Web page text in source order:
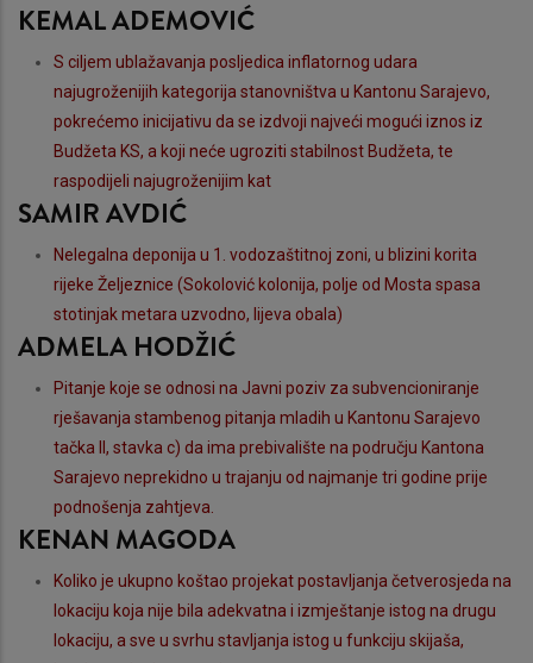
KEMAL ADEMOVIĆ
S ciljem ublažavanja posljedica inflatornog udara
najugroženijih kategorija stanovništva u Kantonu Sarajevo,
pokrećemo inicijativu da se izdvoji najveći mogući iznos iz
Budžeta KS, a koji neće ugroziti stabilnost Budžeta, te
raspodijeli najugroženijim kat
SAMIR AVDIĆ
Nelegalna deponija u 1. vodozaštitnoj zoni, u blizini korita
rijeke Željeznice (Sokolović kolonija, polje od Mosta spasa
stotinjak metara uzvodno, lijeva obala)
ADMELA HODŽIĆ
Pitanje koje se odnosi na Javni poziv za subvencioniranje
rješavanja stambenog pitanja mladih u Kantonu Sarajevo
tačka II, stavka c) da ima prebivalište na području Kantona
Sarajevo neprekidno u trajanju od najmanje tri godine prije
podnošenja zahtjeva.
KENAN MAGODA
Koliko je ukupno koštao projekat postavljanja četverosjeda na
lokaciju koja nije bila adekvatna i izmještanje istog na drugu
lokaciju, a sve u svrhu stavljanja istog u funkciju skijaša,